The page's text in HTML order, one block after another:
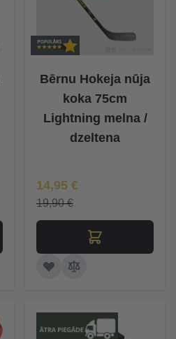
Bērnu Hokeja nūja
koka 75cm
Lightning melna /
dzeltena
Īpaša Cena
14,95 €
19,90 €